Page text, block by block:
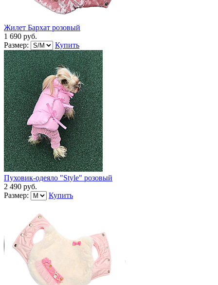
Жилет Бархат розовый
1 690 руб.
Размер:
Купить
Пуховик-одеяло "Style" розовый
2 490 руб.
Размер:
Купить